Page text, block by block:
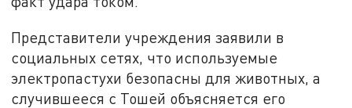
Представители учреждения заявили в
социальных сетях, что используемые
электропастухи безопасны для животных, а
случившееся с Тошей объясняется его